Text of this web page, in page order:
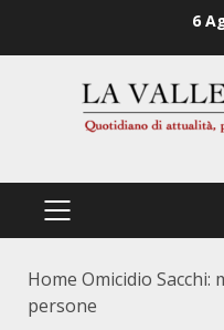
6
PRIMÄRES
Home Omicidio Sacchi:
persone